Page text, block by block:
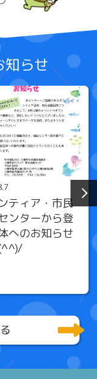
知らせ
ティア・市民
ンターから登
へのお知らせ